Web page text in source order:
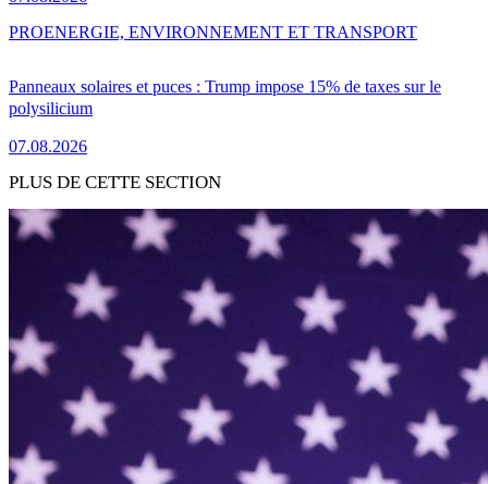
Panneaux solaires et puces : Trump impose 15% de taxes sur le
polysilicium
07.08.2026
PROENERGIE, ENVIRONNEMENT ET TRANSPORT
PLUS DE CETTE SECTION